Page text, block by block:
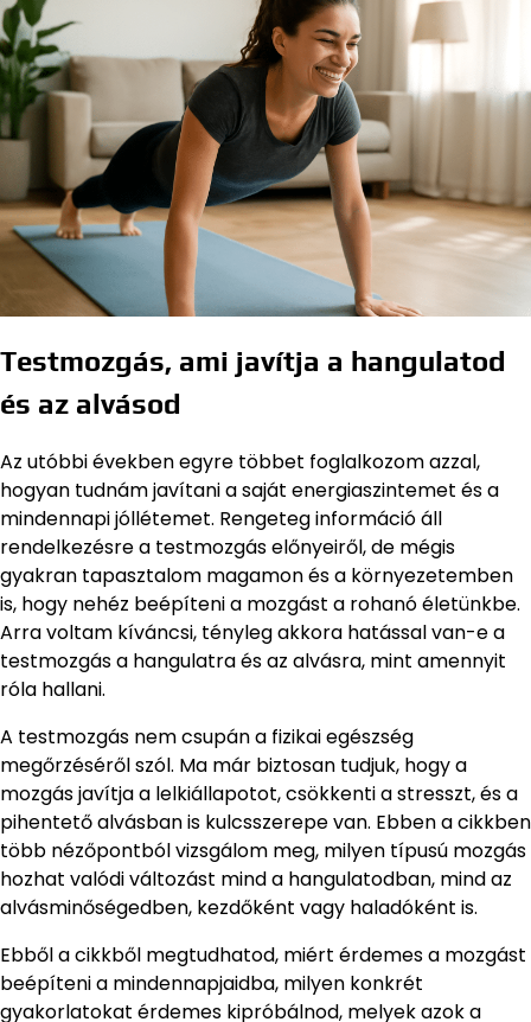
Testmozgás, ami javítja a hangulatod
és az alvásod
Az utóbbi években egyre többet foglalkozom azzal,
hogyan tudnám javítani a saját energiaszintemet és a
mindennapi jóllétemet. Rengeteg információ áll
rendelkezésre a testmozgás előnyeiről, de mégis
gyakran tapasztalom magamon és a környezetemben
is, hogy nehéz beépíteni a mozgást a rohanó életünkbe.
Arra voltam kíváncsi, tényleg akkora hatással van-e a
testmozgás a hangulatra és az alvásra, mint amennyit
róla hallani.
A testmozgás nem csupán a fizikai egészség
megőrzéséről szól. Ma már biztosan tudjuk, hogy a
mozgás javítja a lelkiállapotot, csökkenti a stresszt, és a
pihentető alvásban is kulcsszerepe van. Ebben a cikkben
több nézőpontból vizsgálom meg, milyen típusú mozgás
hozhat valódi változást mind a hangulatodban, mind az
alvásminőségedben, kezdőként vagy haladóként is.
Ebből a cikkből megtudhatod, miért érdemes a mozgást
beépíteni a mindennapjaidba, milyen konkrét
gyakorlatokat érdemes kipróbálnod, melyek azok a